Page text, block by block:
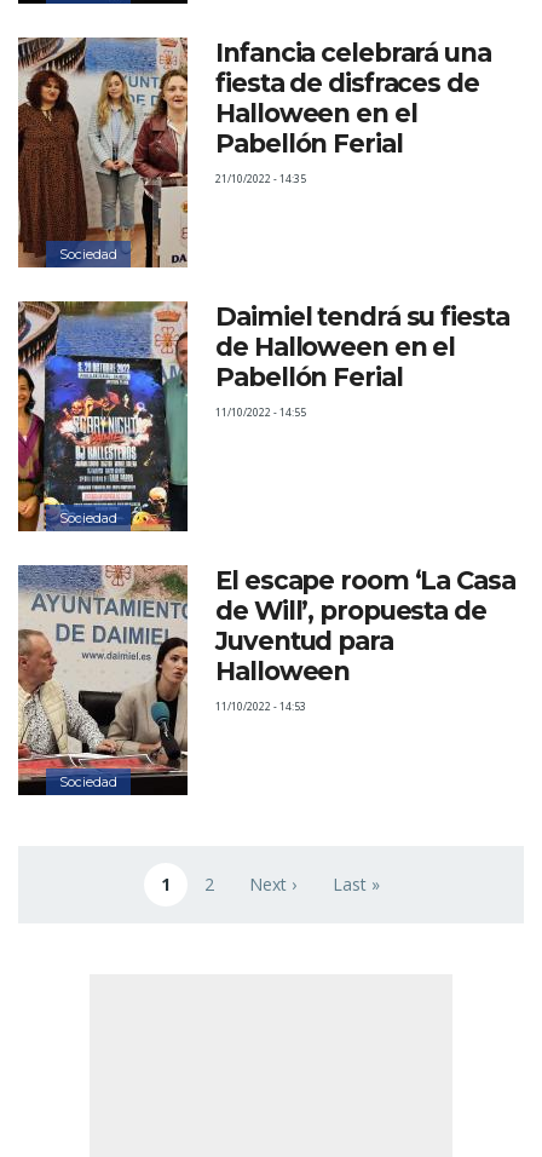
Sociedad
Infancia celebrará una
fiesta de disfraces de
Halloween en el
Pabellón Ferial
21/10/2022 - 14:35
Sociedad
Daimiel tendrá su fiesta
de Halloween en el
Pabellón Ferial
11/10/2022 - 14:55
Sociedad
El escape room ‘La Casa
de Will’, propuesta de
Juventud para
Halloween
11/10/2022 - 14:53
Página actual
1 Page
2 Siguiente página
Next › Última página
Last »